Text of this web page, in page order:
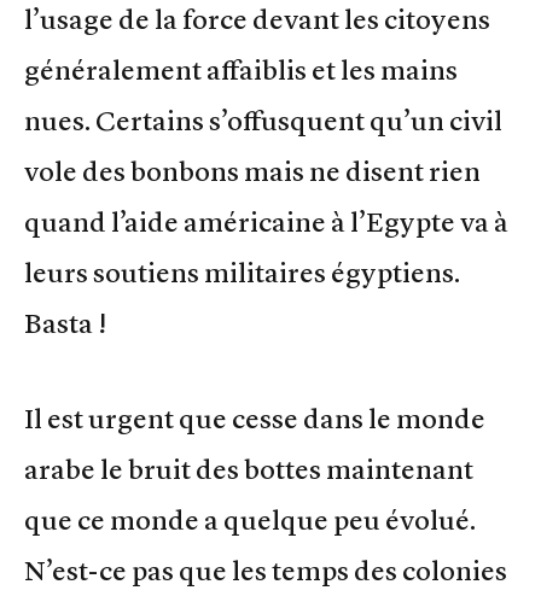
l’usage de la force devant les citoyens
généralement affaiblis et les mains
nues. Certains s’offusquent qu’un civil
vole des bonbons mais ne disent rien
quand l’aide américaine à l’Egypte va à
leurs soutiens militaires égyptiens.
Basta !
Il est urgent que cesse dans le monde
arabe le bruit des bottes maintenant
que ce monde a quelque peu évolué.
N’est-ce pas que les temps des colonies